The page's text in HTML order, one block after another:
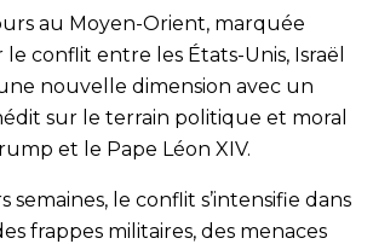
au Moyen-Orient, marquée
conflit entre les États-Unis, Israël
nouvelle dimension avec un
sur le terrain politique et moral
et le Pape Léon XIV.
semaines, le conflit s’intensifie dans
frappes militaires, des menaces